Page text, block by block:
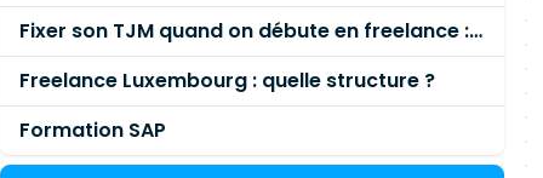
Fixer son TJM quand on débute en freelance : la méthode mathématique (et pas au feeling) 🛑
Freelance Luxembourg : quelle structure ?
Formation SAP